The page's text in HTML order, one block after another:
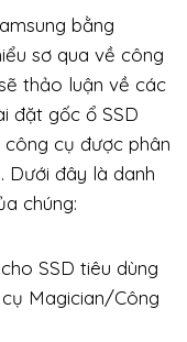
bằng
sơ qua về công
thảo luận về các
đặt gốc ổ SSD
công cụ được phân
Dưới đây là danh
chúng:
SSD tiêu dùng
Magician/Công